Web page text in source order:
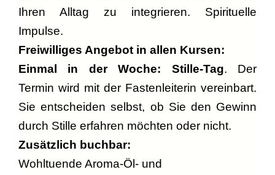
Ihren Alltag zu integrieren. Spirituelle
Impulse.
Freiwilliges Angebot in allen Kursen:
Einmal in der Woche: Stille-Tag. Der
Termin wird mit der Fastenleiterin vereinbart.
Sie entscheiden selbst, ob Sie den Gewinn
durch Stille erfahren möchten oder nicht.
Zusätzlich buchbar:
Wohltuende Aroma-Öl- und